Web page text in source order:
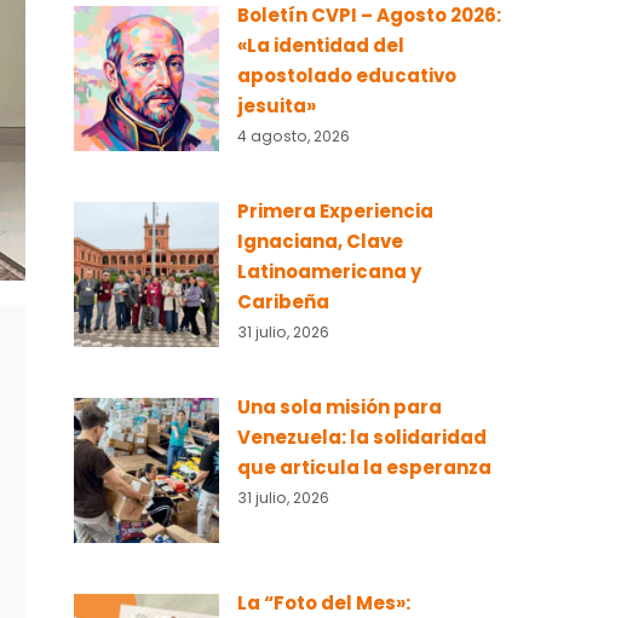
Boletín CVPI – Agosto 2026:
«La identidad del
apostolado educativo
jesuita»
4 agosto, 2026
Primera Experiencia
Ignaciana, Clave
Latinoamericana y
Caribeña
31 julio, 2026
Una sola misión para
Venezuela: la solidaridad
que articula la esperanza
31 julio, 2026
La “Foto del Mes»: